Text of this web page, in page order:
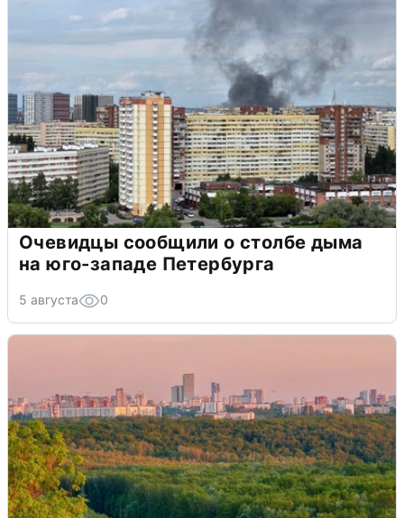
Очевидцы сообщили о столбе дыма
на юго-западе Петербурга
5 августа 0